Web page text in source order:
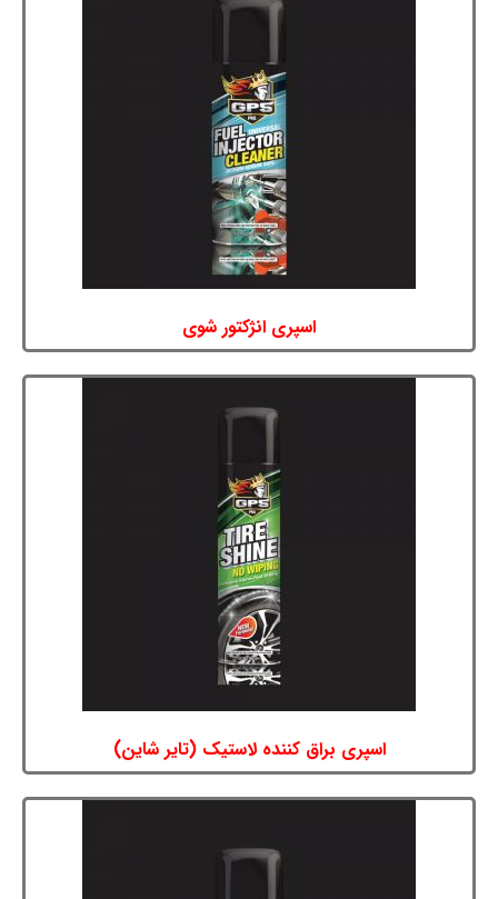
اسپری انژکتور شوی
اسپری براق کننده لاستیک (تایر شاین)